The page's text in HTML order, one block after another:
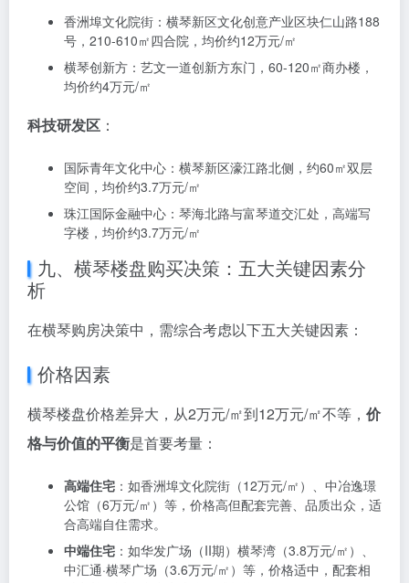
科教研发片楼盘地图
教学区：
价约4万元/㎡
宅，均价约5万元/㎡
文化创意区：
号，210-610㎡四合院，均价约12万元/㎡
空间，均价约3.7万元/㎡
珠江国际金融中心：琴海北路与富琴道交汇处，高端写
九、横琴楼盘购买决策：五大关键因素分
在横琴购房决策中，需综合考虑以下五大关键因素：